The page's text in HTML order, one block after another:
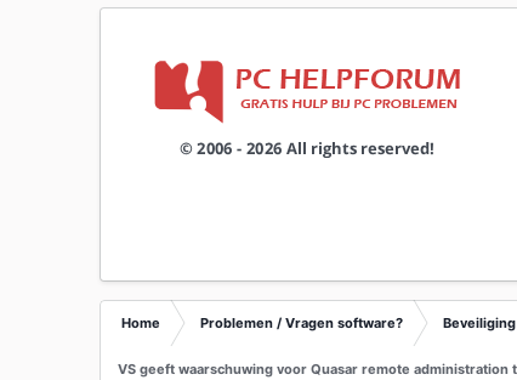
Home Problemen / Vragen software?
VS geeft waarschuwing voor Quasar remote administration